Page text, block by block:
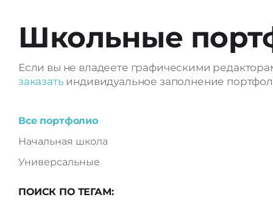
Школьные
Если вы не владеете графическими
заказать индивидуальное заполнение
Все портфолио
Начальная школа
Универсальные
ПОИСК ПО ТЕГАМ: